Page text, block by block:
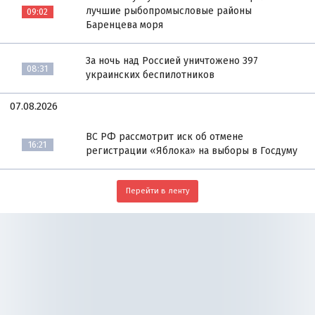
09:02
лучшие рыбопромысловые районы
Баренцева моря
08:31
За ночь над Россией уничтожено 397
украинских беспилотников
07.08.2026
16:21
ВС РФ рассмотрит иск об отмене
регистрации «Яблока» на выборы в Госдуму
Перейти в ленту